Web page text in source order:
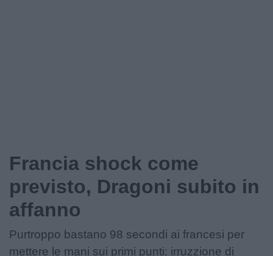
Francia shock come
previsto, Dragoni subito in
affanno
Purtroppo bastano 98 secondi ai francesi per
mettere le mani sui primi punti: irruzzione di